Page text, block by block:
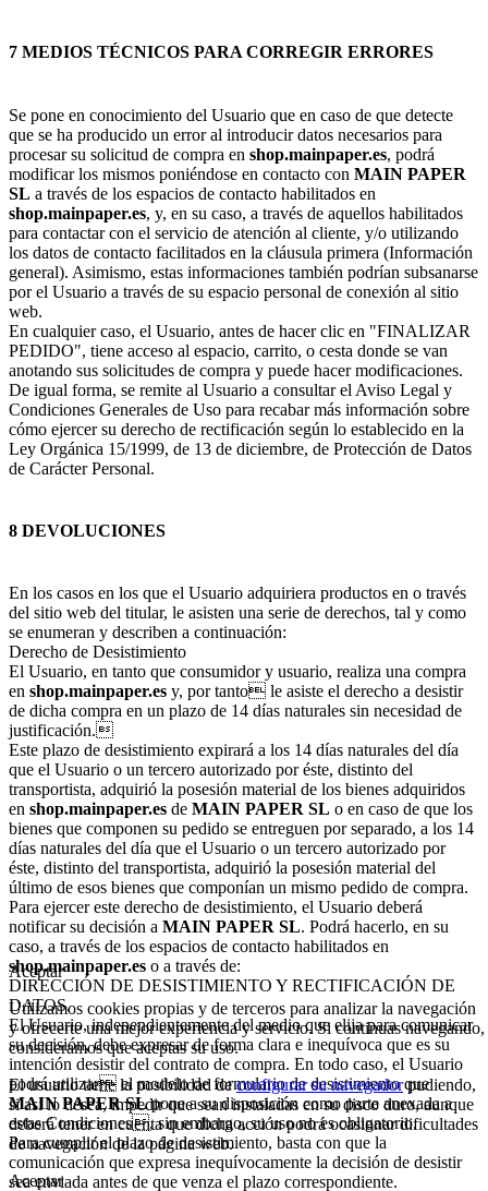
7 MEDIOS TÉCNICOS PARA CORREGIR ERRORES
Se pone en conocimiento del Usuario que en caso de que detecte
que se ha producido un error al introducir datos necesarios para
procesar su solicitud de compra en shop.mainpaper.es, podrá
modificar los mismos poniéndose en contacto con MAIN PAPER
SL a través de los espacios de contacto habilitados en
shop.mainpaper.es, y, en su caso, a través de aquellos habilitados
para contactar con el servicio de atención al cliente, y/o utilizando
los datos de contacto facilitados en la cláusula primera (Información
general). Asimismo, estas informaciones también podrían subsanarse
por el Usuario a través de su espacio personal de conexión al sitio
web.
En cualquier caso, el Usuario, antes de hacer clic en "FINALIZAR
PEDIDO", tiene acceso al espacio, carrito, o cesta donde se van
anotando sus solicitudes de compra y puede hacer modificaciones.
De igual forma, se remite al Usuario a consultar el Aviso Legal y
Condiciones Generales de Uso para recabar más información sobre
cómo ejercer su derecho de rectificación según lo establecido en la
Ley Orgánica 15/1999, de 13 de diciembre, de Protección de Datos
de Carácter Personal.
8 DEVOLUCIONES
En los casos en los que el Usuario adquiriera productos en o través
del sitio web del titular, le asisten una serie de derechos, tal y como
se enumeran y describen a continuación:
Derecho de Desistimiento
El Usuario, en tanto que consumidor y usuario, realiza una compra
en shop.mainpaper.es y, por tanto le asiste el derecho a desistir
de dicha compra en un plazo de 14 días naturales sin necesidad de
justificación.
Este plazo de desistimiento expirará a los 14 días naturales del día
que el Usuario o un tercero autorizado por éste, distinto del
transportista, adquirió la posesión material de los bienes adquiridos
en shop.mainpaper.es de MAIN PAPER SL o en caso de que los
bienes que componen su pedido se entreguen por separado, a los 14
días naturales del día que el Usuario o un tercero autorizado por
éste, distinto del transportista, adquirió la posesión material del
último de esos bienes que componían un mismo pedido de compra.
Para ejercer este derecho de desistimiento, el Usuario deberá
notificar su decisión a MAIN PAPER SL. Podrá hacerlo, en su
caso, a través de los espacios de contacto habilitados en
shop.mainpaper.es o a través de:
DIRECCIÓN DE DESISTIMIENTO Y RECTIFICACIÓN DE
DATOS.
El Usuario, independientemente del medio que elija para comunicar
su decisión, debe expresar de forma clara e inequívoca que es su
intención desistir del contrato de compra. En todo caso, el Usuario
podrá utilizar el modelo de formulario de desistimiento que
MAIN PAPER SLpone a su disposición como parte anexada a
estas Condiciones, sin embargo, su uso no es obligatorio.
Para cumplir el plazo de desistimiento, basta con que la
comunicación que expresa inequívocamente la decisión de desistir
sea enviada antes de que venza el plazo correspondiente.
Aceptar
Utilizamos cookies propias y de terceros para analizar la navegación
y ofrecerte una mejor experiencia y servicio. Si continuas navegando,
consideramos que aceptas su uso.
El usuario tiene la posibilidad deconfigurar su navegadorpudiendo,
si así lo desea, impedir que sean instaladas en su disco duro, aunque
deberá tener en cuenta que dicha acción podrá ocasionar dificultades
de navegación de la página web.
Aceptar